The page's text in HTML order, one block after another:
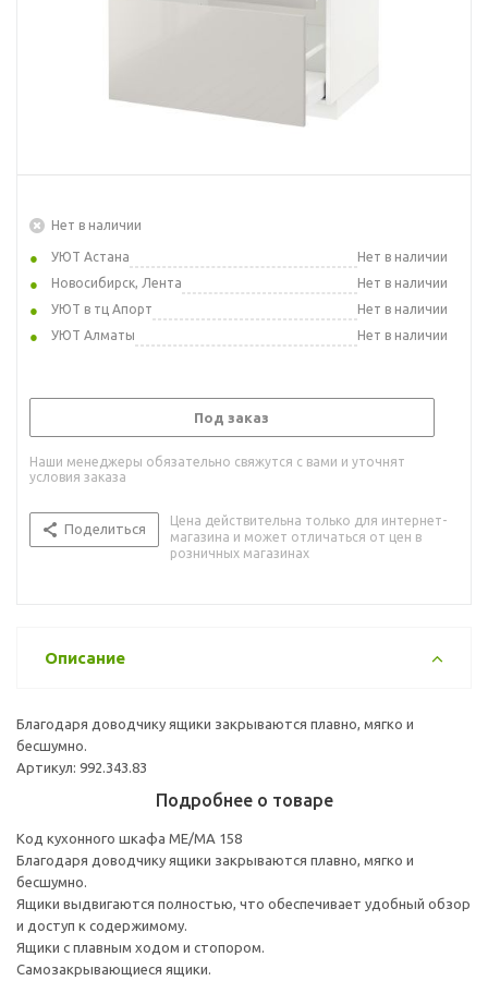
Нет в наличии
УЮТ Астана
Нет в наличии
Новосибирск, Лента
Нет в наличии
УЮТ в тц Апорт
Нет в наличии
УЮТ Алматы
Нет в наличии
Под заказ
Наши менеджеры обязательно свяжутся с вами и уточнят
условия заказа
Поделиться
Цена действительна только для интернет-
магазина и может отличаться от цен в
розничных магазинах
Описание
Благодаря доводчику ящики закрываются плавно, мягко и
бесшумно.
Артикул: 992.343.83
Подробнее о товаре
Код кухонного шкафа ME/MA 158
Благодаря доводчику ящики закрываются плавно, мягко и
бесшумно.
Ящики выдвигаются полностью, что обеспечивает удобный обзор
и доступ к содержимому.
Ящики с плавным ходом и стопором.
Самозакрывающиеся ящики.